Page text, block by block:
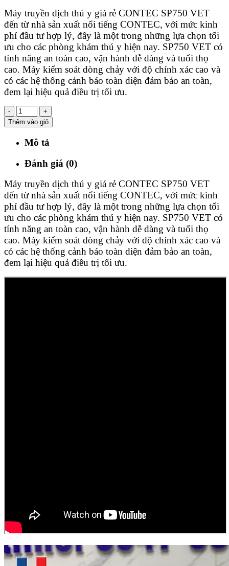
Máy truyền dịch thú y giá rẻ CONTEC SP750 VET
đến từ nhà sản xuất nổi tiếng CONTEC, với mức kinh
phí đầu tư hợp lý, đây là một trong những lựa chọn tối
ưu cho các phòng khám thú y hiện nay. SP750 VET có
tính năng an toàn cao, vận hành dễ dàng và tuổi thọ
cao. Máy kiểm soát dòng chảy với độ chính xác cao và
có các hệ thống cảnh báo toàn diện đảm bảo an toàn,
đem lại hiệu quả điều trị tối ưu.
-
+
Thêm vào giỏ
Mô tả
Đánh giá (0)
Máy truyền dịch thú y giá rẻ CONTEC SP750 VET
đến từ nhà sản xuất nổi tiếng CONTEC, với mức kinh
phí đầu tư hợp lý, đây là một trong những lựa chọn tối
ưu cho các phòng khám thú y hiện nay. SP750 VET có
tính năng an toàn cao, vận hành dễ dàng và tuổi thọ
cao. Máy kiểm soát dòng chảy với độ chính xác cao và
có các hệ thống cảnh báo toàn diện đảm bảo an toàn,
đem lại hiệu quả điều trị tối ưu.